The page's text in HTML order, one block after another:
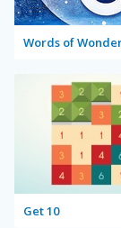
Words of
Get 10